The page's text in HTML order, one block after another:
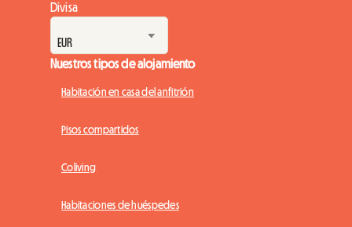
Divisa
Nuestros tipos de alojamiento
Habitación en casa del anfitrión
Pisos compartidos
Coliving
Habitaciones de huéspedes